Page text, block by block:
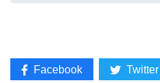
Facebook Twitter